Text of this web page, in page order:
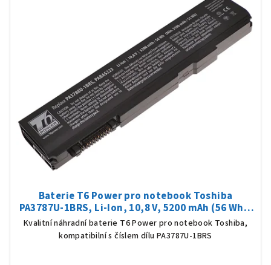
Baterie T6 Power pro notebook Toshiba
PA3787U-1BRS, Li-Ion, 10,8 V, 5200 mAh (56 Wh),
černá
Kvalitní náhradní baterie T6 Power pro notebook Toshiba,
kompatibilní s číslem dílu PA3787U-1BRS